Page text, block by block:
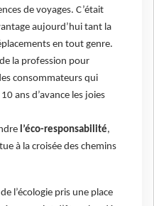
de voyages. C’était
aujourd’hui tant la
en tout genre.
la profession pour
consommateurs qui
ans d’avance les joies
l’éco-responsabilité,
à la croisée des chemins
l’écologie pris une place